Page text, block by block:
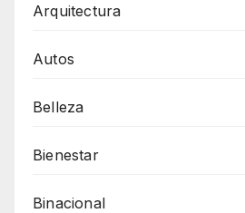
Arquitectura
Autos
Belleza
Bienestar
Binacional